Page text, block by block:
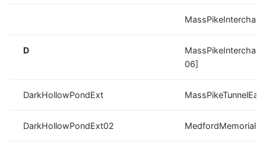
D
06]
DarkHollowPondExt
DarkHollowPondExt02